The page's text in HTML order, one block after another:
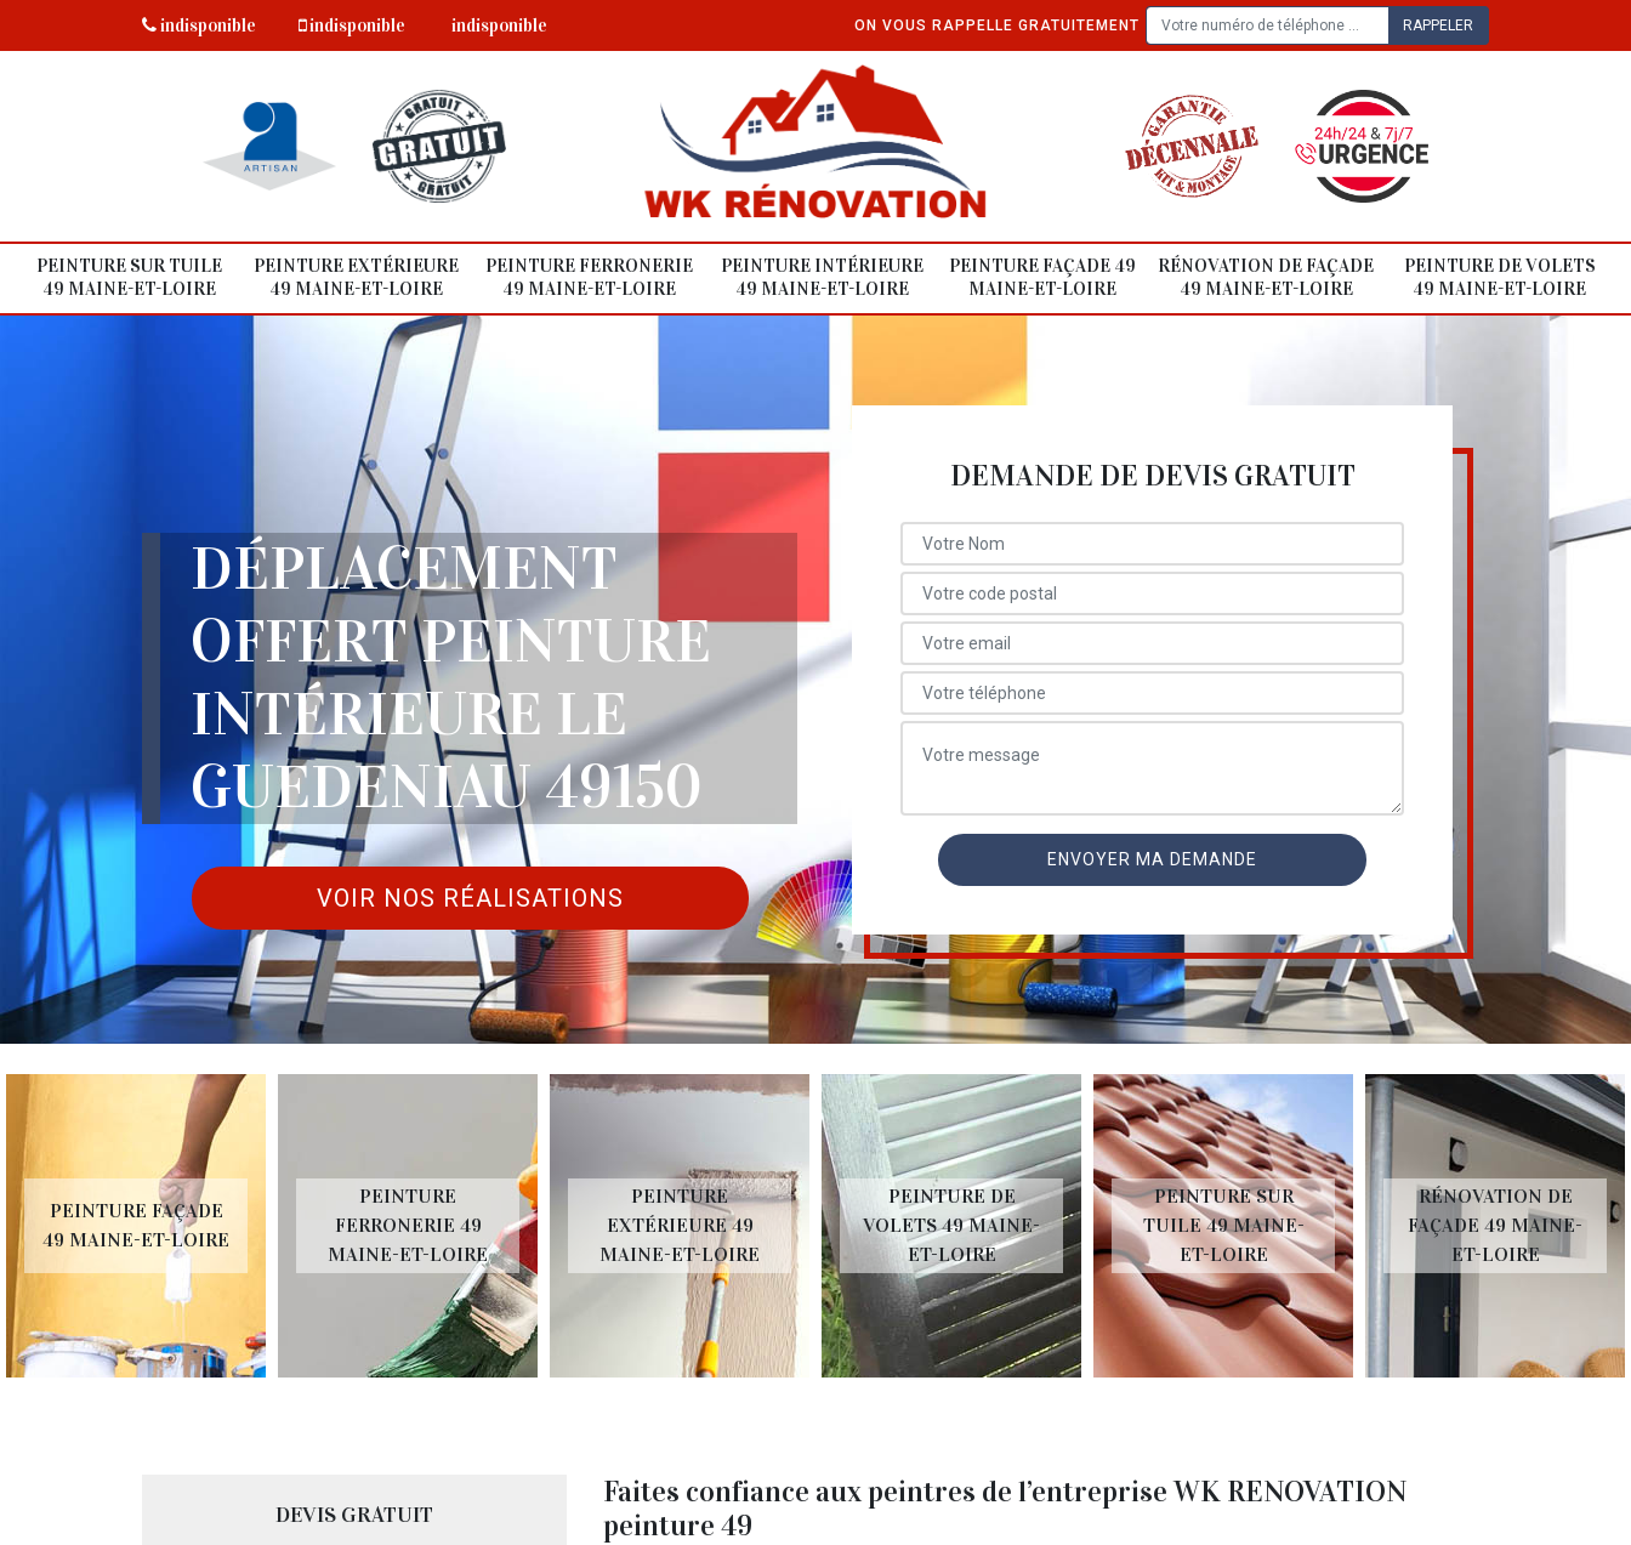
indisponible indisponible indisponible ON VOUS RAPPELLE GRATUITEMENT
PEINTURE SUR TUILE
49 MAINE-ET-LOIRE
PEINTURE EXTÉRIEURE
49 MAINE-ET-LOIRE
PEINTURE FERRONERIE
49 MAINE-ET-LOIRE
PEINTURE INTÉRIEURE
49 MAINE-ET-LOIRE
PEINTURE FAÇADE 49
MAINE-ET-LOIRE
RÉNOVATION DE FAÇADE
49 MAINE-ET-LOIRE
PEINTURE DE VOLETS
49 MAINE-ET-LOIRE
DÉPLACEMENT
OFFERT PEINTURE
INTÉRIEURE LE
GUEDENIAU 49150
VOIR NOS RÉALISATIONS
DEMANDE DE DEVIS GRATUIT
PEINTURE FAÇADE
49 MAINE-ET-LOIRE
PEINTURE
FERRONERIE 49
MAINE-ET-LOIRE
PEINTURE
EXTÉRIEURE 49
MAINE-ET-LOIRE
PEINTURE DE
VOLETS 49 MAINE-
ET-LOIRE
PEINTURE SUR
TUILE 49 MAINE-
ET-LOIRE
RÉNOVATION DE
FAÇADE 49 MAINE-
ET-LOIRE
DEVIS GRATUIT
Faites confiance aux peintres de l’entreprise WK RENOVATION
peinture 49